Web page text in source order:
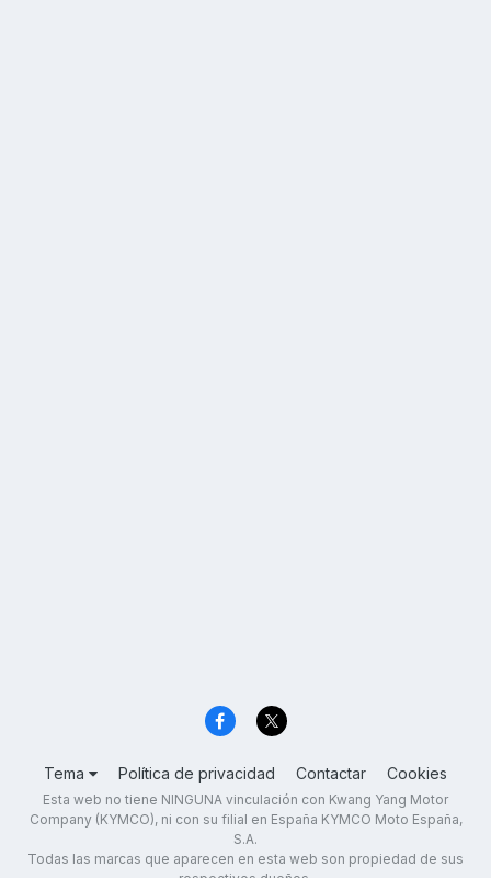
Tema Política de privacidad Contactar Cookies
Esta web no tiene NINGUNA vinculación con Kwang Yang Motor
Company (KYMCO), ni con su filial en España KYMCO Moto España,
S.A.
Todas las marcas que aparecen en esta web son propiedad de sus